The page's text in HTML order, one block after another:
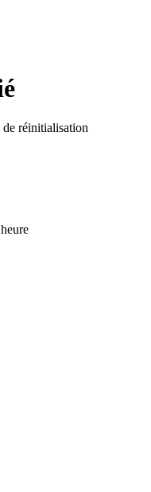
réinitialisation